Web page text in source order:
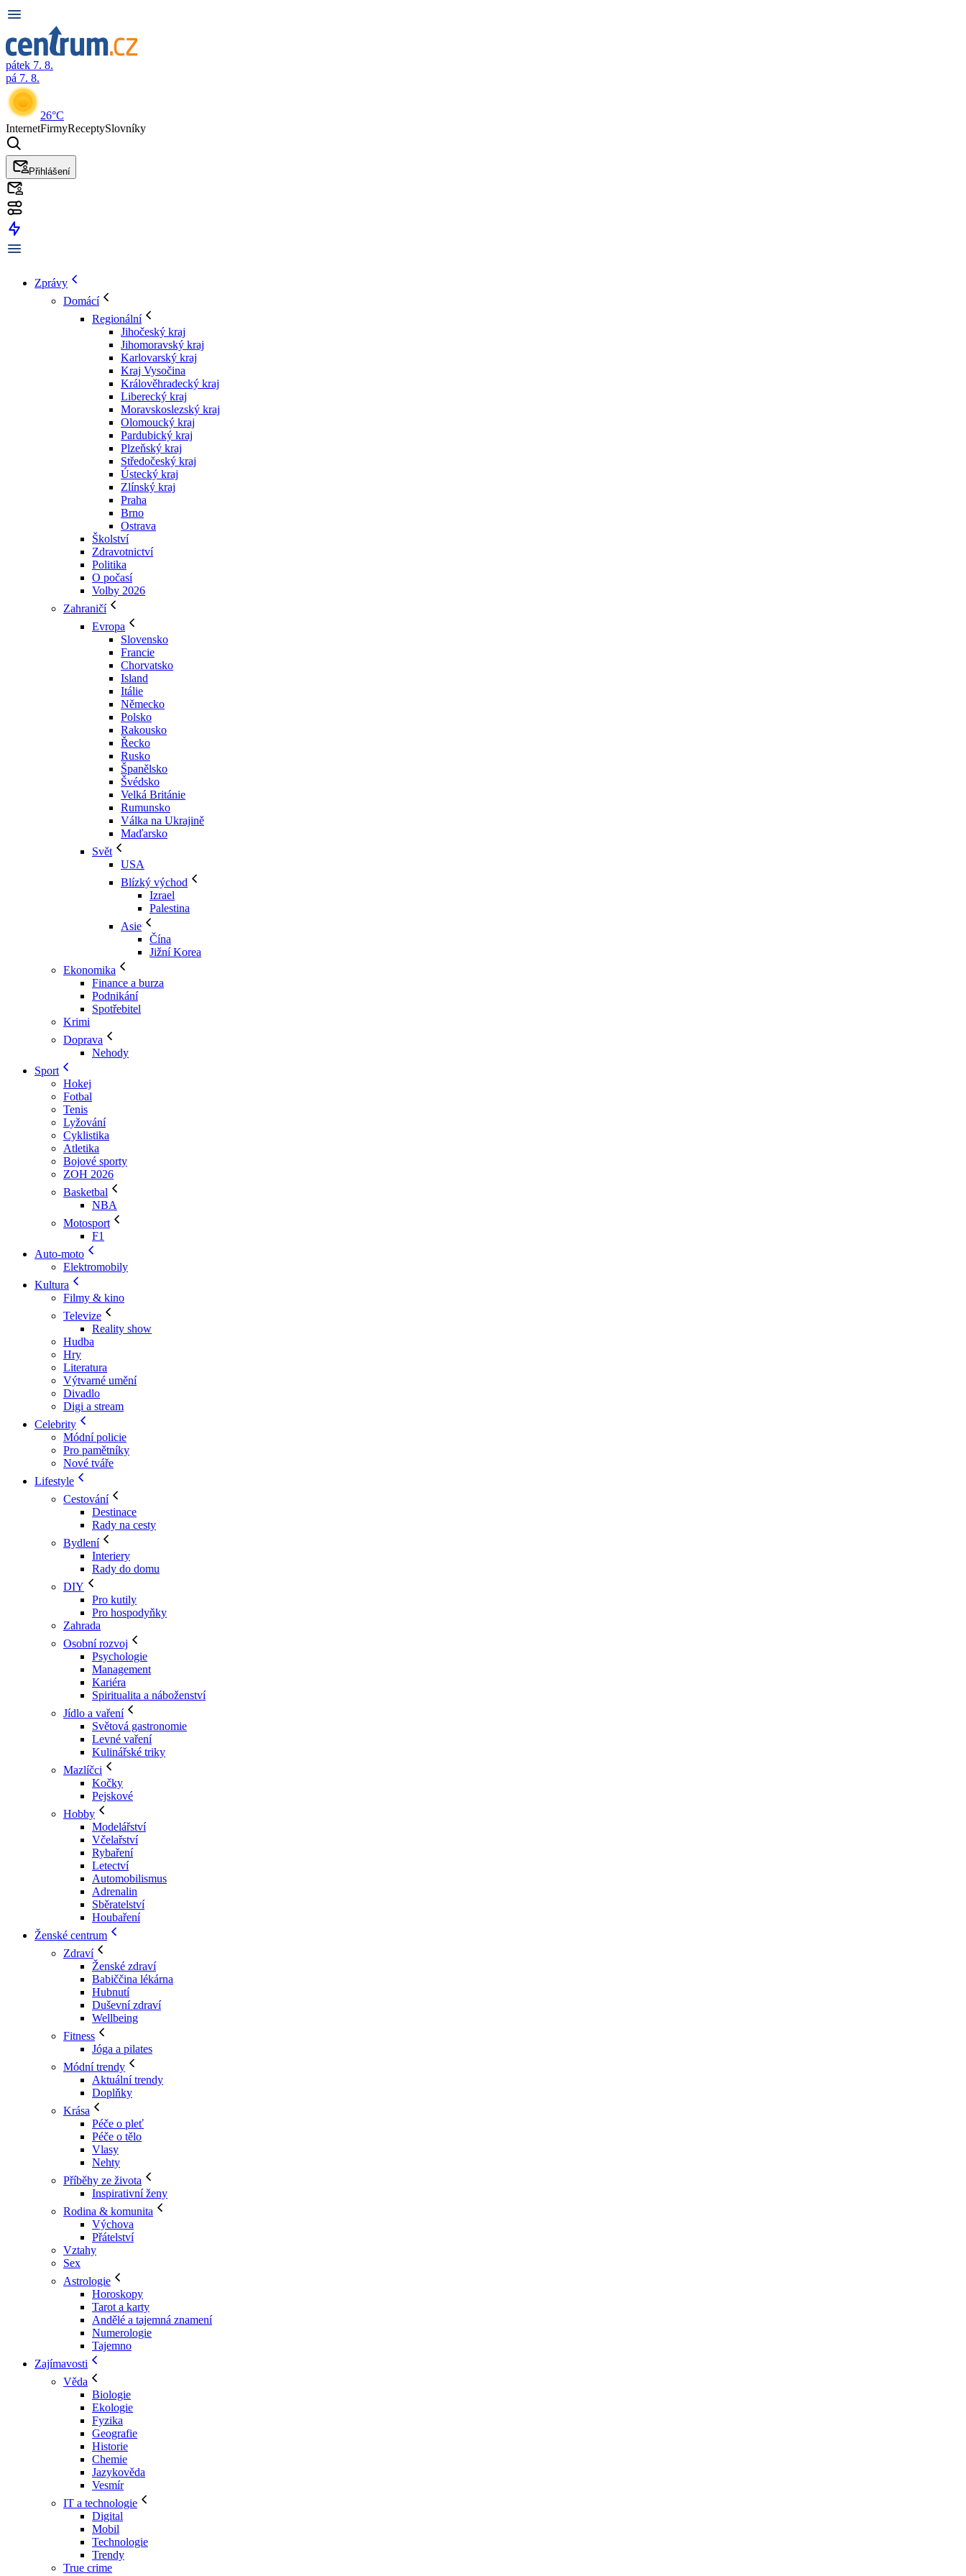
pátek 7. 8.
pá 7. 8.
26°C
InternetFirmyReceptySlovníky
Přihlášení
Zprávy
Domácí
Regionální
Jihočeský kraj
Jihomoravský kraj
Karlovarský kraj
Kraj Vysočina
Králověhradecký kraj
Liberecký kraj
Moravskoslezský kraj
Olomoucký kraj
Pardubický kraj
Plzeňský kraj
Středočeský kraj
Ústecký kraj
Zlínský kraj
Praha
Brno
Ostrava
Školství
Zdravotnictví
Politika
O počasí
Volby 2026
Zahraničí
Evropa
Slovensko
Francie
Chorvatsko
Island
Itálie
Německo
Polsko
Rakousko
Řecko
Rusko
Španělsko
Švédsko
Velká Británie
Rumunsko
Válka na Ukrajině
Maďarsko
Svět
USA
Blízký východ
Izrael
Palestina
Asie
Čína
Jižní Korea
Ekonomika
Finance a burza
Podnikání
Spotřebitel
Krimi
Doprava
Nehody
Sport
Hokej
Fotbal
Tenis
Lyžování
Cyklistika
Atletika
Bojové sporty
ZOH 2026
Basketbal
NBA
Motosport
F1
Auto-moto
Elektromobily
Kultura
Filmy & kino
Televize
Reality show
Hudba
Hry
Literatura
Výtvarné umění
Divadlo
Digi a stream
Celebrity
Módní policie
Pro pamětníky
Nové tváře
Lifestyle
Cestování
Destinace
Rady na cesty
Bydlení
Interiery
Rady do domu
DIY
Pro kutily
Pro hospodyňky
Zahrada
Osobní rozvoj
Psychologie
Management
Kariéra
Spiritualita a náboženství
Jídlo a vaření
Světová gastronomie
Levné vaření
Kulinářské triky
Mazlíčci
Kočky
Pejskové
Hobby
Modelářství
Včelařství
Rybaření
Letectví
Automobilismus
Adrenalin
Sběratelství
Houbaření
Ženské centrum
Zdraví
Ženské zdraví
Babiččina lékárna
Hubnutí
Duševní zdraví
Wellbeing
Fitness
Jóga a pilates
Módní trendy
Aktuální trendy
Doplňky
Krása
Péče o pleť
Péče o tělo
Vlasy
Nehty
Příběhy ze života
Inspirativní ženy
Rodina & komunita
Výchova
Přátelství
Vztahy
Sex
Astrologie
Horoskopy
Tarot a karty
Andělé a tajemná znamení
Numerologie
Tajemno
Zajímavosti
Věda
Biologie
Ekologie
Fyzika
Geografie
Historie
Chemie
Jazykověda
Vesmír
IT a technologie
Digital
Mobil
Technologie
Trendy
True crime